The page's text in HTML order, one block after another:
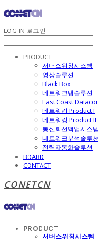
LOG IN 로그인
PRODUCT
서버스위칭시스템
영상솔루션
Black Box
네트워크탭솔루션
East Coast
네트워킹 Product I
네트워킹 Product II
통신회선백업시스템
네트워크분석솔루션
전력자동화솔루션
BOARD
CONTACT
CONETCN
PRODUCT
서버스위칭시스템